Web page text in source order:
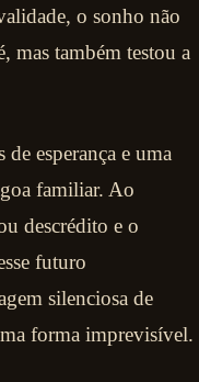
o sonho não
mas também testou a
de esperança e uma
familiar. Ao
descrédito e o
futuro
silenciosa de
forma imprevisível.